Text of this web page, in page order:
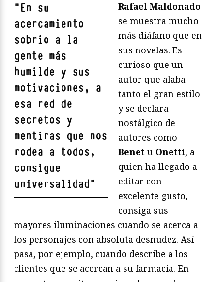
"En su
acercamiento
sobrio a la
gente más
humilde y sus
motivaciones, a
esa red de
secretos y
mentiras que nos
rodea a todos,
consigue
universalidad"
Rafael Maldonado
se muestra mucho
más diáfano que en
sus novelas. Es
curioso que un
autor que alaba
tanto el gran estilo
y se declara
nostálgico de
autores como
Benet u Onetti, a
quien ha llegado a
editar con
excelente gusto,
consiga sus
mayores iluminaciones cuando se acerca a
los personajes con absoluta desnudez. Así
pasa, por ejemplo, cuando describe a los
clientes que se acercan a su farmacia. En